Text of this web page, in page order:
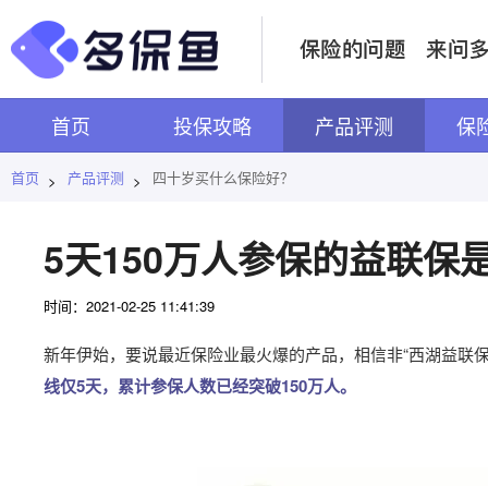
首页 投保攻略 产品评测 保
首页 > 产品评测 > 四十岁买什么保险好？
5天150万人参保的益联保
时间：2021-02-25 11:41:39
新年伊始，要说最近保险业最火爆的产品，相信非“西湖益联
线仅5天，累计参保人数已经突破150万人。